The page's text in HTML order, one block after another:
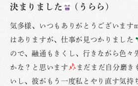
決まりました (うらら)
気多様、いつもありがとうございます
はありますが、仕事が見つかりました
ので、融通もきくし、行きながら色々
かな？と思います
まだまだ自分磨き
いし、彼がもう一度私とやり直す気持